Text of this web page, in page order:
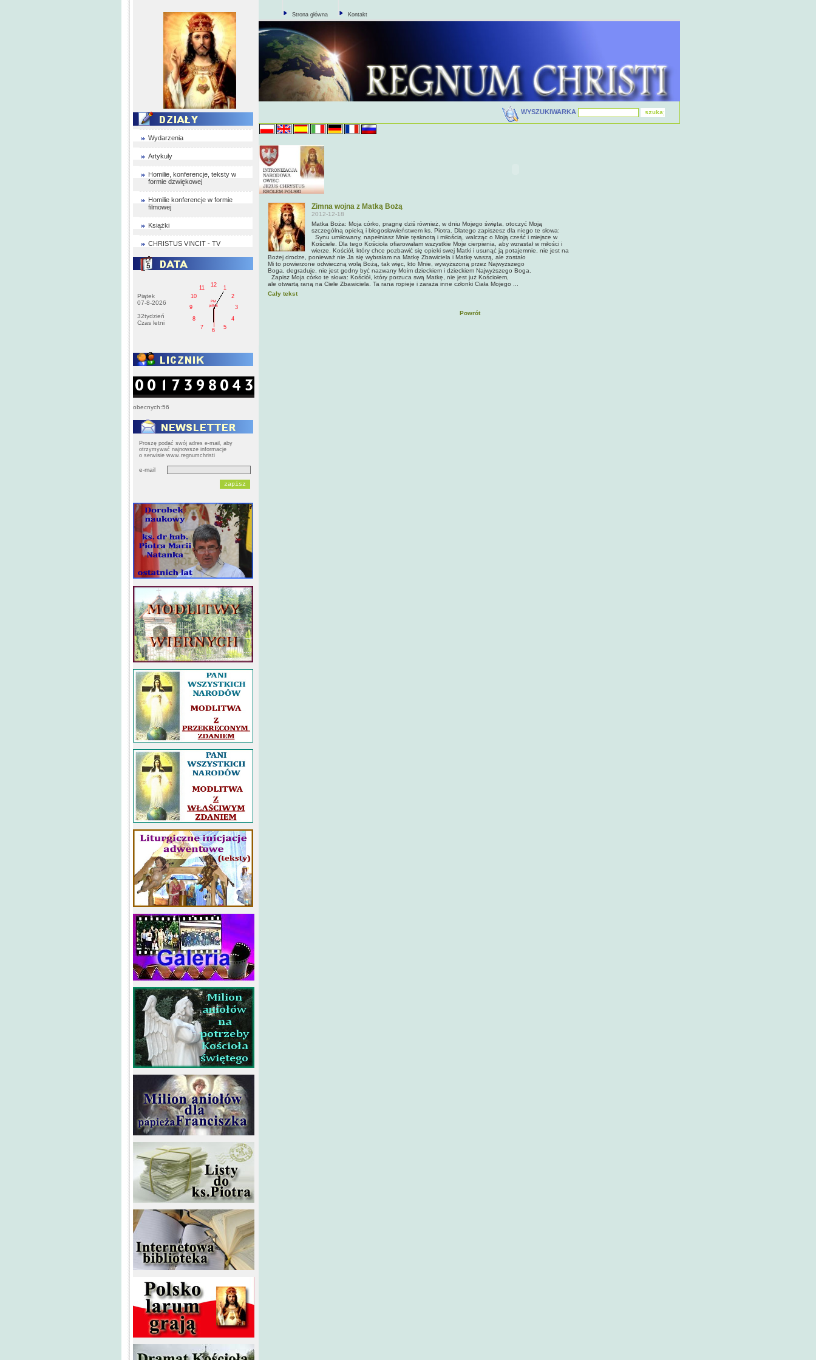
Wydarzenia
Artykuły
Homilie, konferencje, teksty w
formie dzwiękowej
Homilie konferencje w formie
filmowej
Książki
CHRISTUS VINCIT - TV
Piątek
07-8-2026
32tydzień
Czas letni
1
2
3
4
5
6
7
8
9
10
11
12
PM
pištek
obecnych:56
Proszę podać swój adres e-mail, aby
otrzymywać najnowsze informacje
o serwisie www.regnumchristi
e-mail
Strona główna Kontakt
WYSZUKIWARKA
Zimna wojna z Matką Bożą
2012-12-18
Matka Boża: Moja córko, pragnę dziś również, w dniu Mojego święta, otoczyć Moją
szczególną opieką i błogosławieństwem ks. Piotra. Dlatego zapiszesz dla niego te słowa:
Synu umiłowany, napełniasz Mnie tęsknotą i miłością, walcząc o Moją cześć i miejsce w
Kościele. Dla tego Kościoła ofiarowałam wszystkie Moje cierpienia, aby wzrastał w miłości i
wierze. Kościół, który chce pozbawić się opieki swej Matki i usunąć ją potajemnie, nie jest na
Bożej drodze, ponieważ nie Ja się wybrałam na Matkę Zbawiciela i Matkę waszą, ale zostało
Mi to powierzone odwieczną wolą Bożą, tak więc, kto Mnie, wywyższoną przez Najwyższego
Boga, degraduje, nie jest godny być nazwany Moim dzieckiem i dzieckiem Najwyższego Boga.
Zapisz Moja córko te słowa: Kościół, który porzuca swą Matkę, nie jest już Kościołem,
ale otwartą raną na Ciele Zbawiciela. Ta rana ropieje i zaraża inne członki Ciała Mojego ...
Cały tekst
Powrót